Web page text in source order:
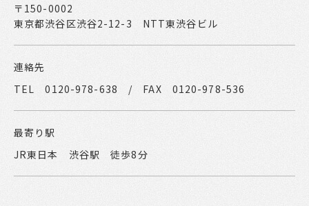
〒150-0002
東京都渋谷区渋谷2-12-3 NTT東渋谷ビル
連絡先
TEL 0120-978-638 / FAX 0120-978-536
最寄り駅
JR東日本 渋谷駅 徒歩8分